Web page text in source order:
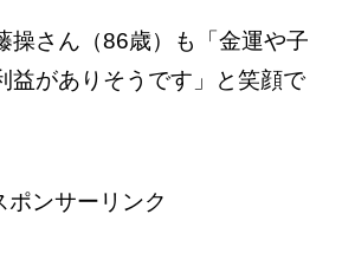
操さん（86歳）も「金運や子
益がありそうです」と笑顔で
ポンサーリンク